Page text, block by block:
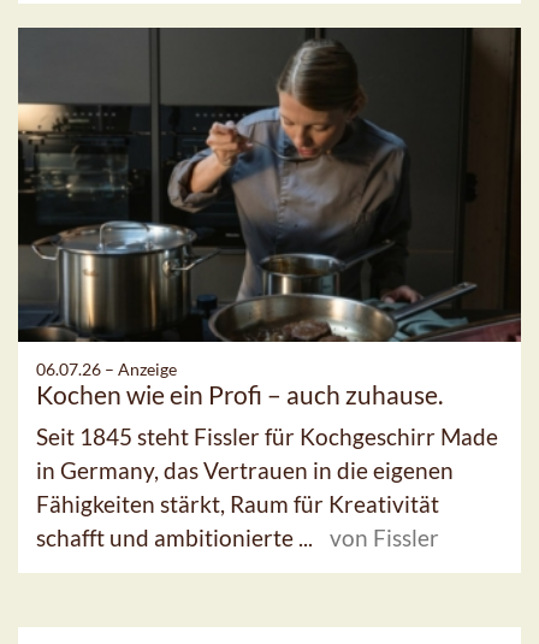
06.07.26 – Anzeige
Kochen wie ein Profi – auch zuhause.
Seit 1845 steht Fissler für Kochgeschirr Made
in Germany, das Vertrauen in die eigenen
Fähigkeiten stärkt, Raum für Kreativität
schafft und ambitionierte ...
von Fissler